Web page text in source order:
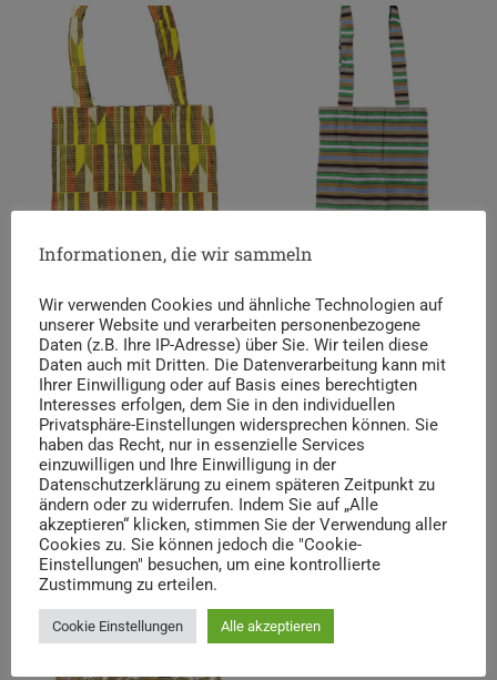
10,00€
zzgl.Versandkosten
Lieferzeit:1 bis 3 Werktage
In den Warenkorb
10,00€
zzgl.Versandkosten
Lieferzeit:1 bis 3 Werktage
In den Warenkorb
Informationen, die wir sammeln
Wir verwenden Cookies und ähnliche Technologien auf
unserer Website und verarbeiten personenbezogene
Daten (z.B. Ihre IP-Adresse) über Sie. Wir teilen diese
Daten auch mit Dritten. Die Datenverarbeitung kann mit
Ihrer Einwilligung oder auf Basis eines berechtigten
Interesses erfolgen, dem Sie in den individuellen
Privatsphäre-Einstellungen widersprechen können. Sie
haben das Recht, nur in essenzielle Services
einzuwilligen und Ihre Einwilligung in der
Datenschutzerklärung zu einem späteren Zeitpunkt zu
ändern oder zu widerrufen. Indem Sie auf „Alle
akzeptieren“ klicken, stimmen Sie der Verwendung aller
Cookies zu. Sie können jedoch die "Cookie-
Einstellungen" besuchen, um eine kontrollierte
Zustimmung zu erteilen.
Cookie Einstellungen Alle akzeptieren